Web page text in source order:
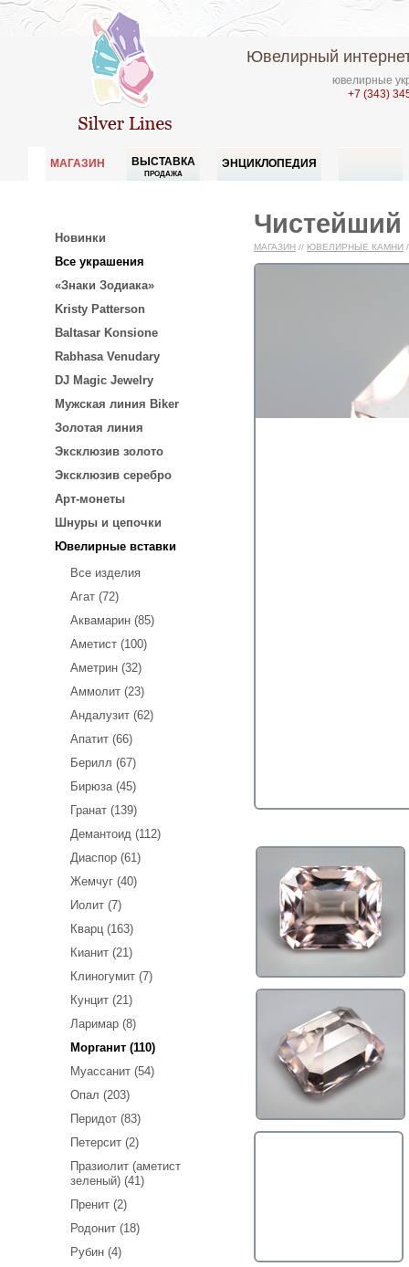
Ювелирный
ювелирные
+7 (343)
МАГАЗИН ВЫСТАВКА
ПРОДАЖА
ЭНЦИКЛОПЕДИЯ
Новинки
Все украшения
«Знаки Зодиака»
Kristy Patterson
Baltasar Konsione
Rabhasa Venudary
DJ Magic Jewelry
Мужская линия Biker
Золотая линия
Эксклюзив золото
Эксклюзив серебро
Арт-монеты
Шнуры и цепочки
Ювелирные вставки
Все изделия
Агат (72)
Аквамарин (85)
Аметист (100)
Аметрин (32)
Аммолит (23)
Андалузит (62)
Апатит (66)
Берилл (67)
Бирюза (45)
Гранат (139)
Демантоид (112)
Диаспор (61)
Жемчуг (40)
Иолит (7)
Кварц (163)
Кианит (21)
Клиногумит (7)
Кунцит (21)
Ларимар (8)
Морганит (110)
Муассанит (54)
Опал (203)
Перидот (83)
Петерсит (2)
Празиолит (аметист
зеленый) (41)
Пренит (2)
Родонит (18)
Рубин (4)
Чистейший
МАГАЗИН // ЮВЕЛИРНЫЕ КАМНИ